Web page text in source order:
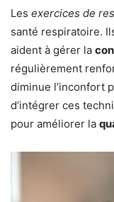
Les exercices de
santé respiratoire.
aident à gérer la
régulièrement
diminue l’inconfort
d’intégrer ces
pour améliorer la